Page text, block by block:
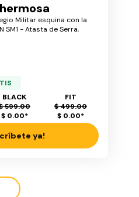
Militar esquina con la
SM1 - Atasta de Serra,
BLACK
599.00
$ 0.00*
FIT
$ 499.00
$ 0.00*
ya!